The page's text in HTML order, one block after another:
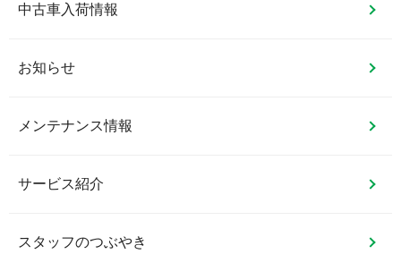
中古車入荷情報
お知らせ
メンテナンス情報
サービス紹介
スタッフのつぶやき